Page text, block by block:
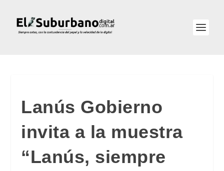
Lanús Gobierno
invita a la muestra
“Lanús, siempre